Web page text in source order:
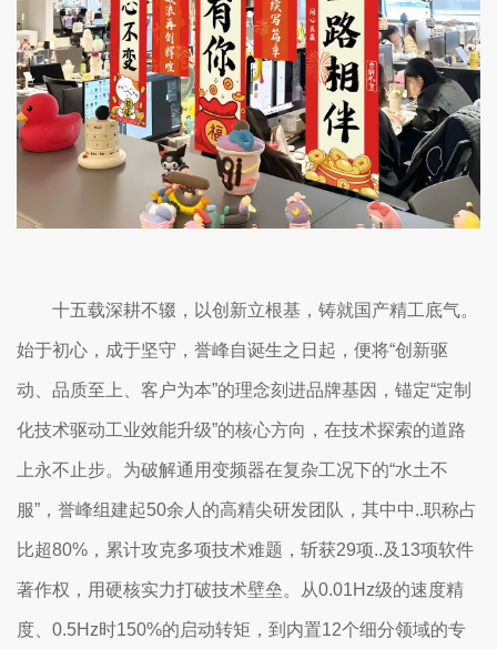
十五载深耕不辍，以创新立根基，铸就国产精工底气。
始于初心，成于坚守，誉峰自诞生之日起，便将“创新驱
动、品质至上、客户为本”的理念刻进品牌基因，锚定“定制
化技术驱动工业效能升级”的核心方向，在技术探索的道路
上永不止步。为破解通用变频器在复杂工况下的“水土不
服”，誉峰组建起50余人的高精尖研发团队，其中中..职称占
比超80%，累计攻克多项技术难题，斩获29项..及13项软件
著作权，用硬核实力打破技术壁垒。从0.01Hz级的速度精
度、0.5Hz时150%的启动转矩，到内置12个细分领域的专